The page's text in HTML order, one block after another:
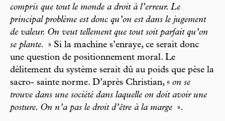
compris que tout le monde a droit à l’erreur. Le
principal problème est donc qu’on est dans le jugement
de valeur. On veut tellement que tout soit parfait qu’on
se plante.
» Si la machine s’enraye, ce serait donc
une question de positionnement moral. Le
délitement du système serait dû au poids que pèse la
sacro- sainte norme. D’après Christian, « on se
trouve dans une société dans laquelle on doit avoir une
posture. On n’a pas le droit d’être à la marge ».